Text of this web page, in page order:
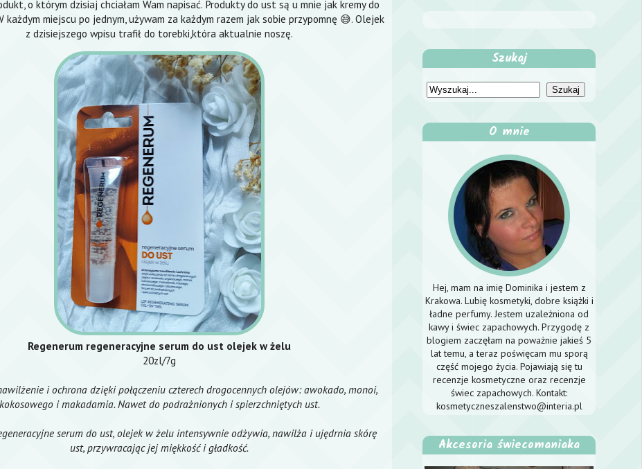
o którym dzisiaj chciałam Wam napisać. Produkty do ust są u mnie jak kremy do
każdym miejscu po jednym, używam za każdym razem jak sobie przypomnę 😅. Olejek
z dzisiejszego wpisu trafił do torebki,która aktualnie noszę.
Regenerum regeneracyjne serum do ust olejek w żelu
20zl/7g
i ochrona dzięki połączeniu czterech drogocennych olejów: awokado, monoi,
kokosowego i makadamia. Nawet do podrażnionych i spierzchniętych ust.
serum do ust, olejek w żelu intensywnie odżywia, nawilża i ujędrnia skórę
ust, przywracając jej miękkość i gładkość.
Szukaj
O mnie
Hej, mam na imię Dominika i jestem z
Krakowa. Lubię kosmetyki, dobre książki i
ładne perfumy. Jestem uzależniona od
kawy i świec zapachowych. Przygodę z
blogiem zaczęłam na poważnie jakieś 5
lat temu, a teraz poświęcam mu sporą
część mojego życia. Pojawiają się tu
recenzje kosmetyczne oraz recenzje
świec zapachowych. Kontakt:
kosmetyczneszalenstwo@interia.pl
Akcesoria świecomaniaka